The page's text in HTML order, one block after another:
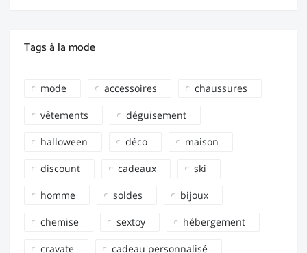
Tags à la mode
mode accessoires chaussures
vêtements déguisement
halloween déco maison
discount cadeaux ski
homme soldes bijoux
chemise sextoy hébergement
cravate cadeau personnalisé